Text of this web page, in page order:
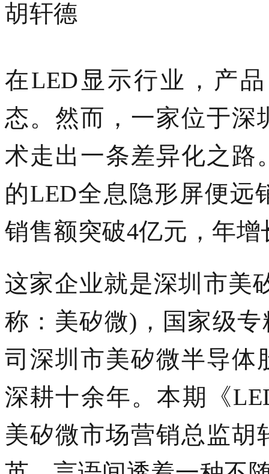
胡轩德
在LED显示行业，产
态。然而，一家位于深
术走出一条差异化之路
的LED全息隐形屏便远
销售额突破4亿元，年增
这家企业就是深圳市美
称：美矽微) ，国家级
司 深圳市美矽微半导体
深耕十余年。本期《
美矽微市场营销总监胡